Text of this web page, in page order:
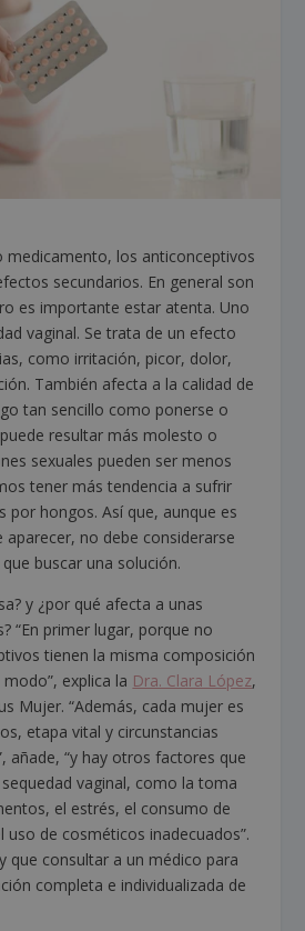
medicamento, los anticonceptivos
secundarios. En general son
es importante estar atenta. Uno
vaginal. Se trata de un efecto
como irritación, picor, dolor,
También afecta a la calidad de
tan sencillo como ponerse o
resultar más molesto o
sexuales pueden ser menos
tener más tendencia a sufrir
por hongos. Así que, aunque es
aparecer, no debe considerarse
buscar una solución.
y ¿por qué afecta a unas
“En primer lugar, porque no
tienen la misma composición
explica la Dra. Clara López,
Mujer. “Además, cada mujer es
etapa vital y circunstancias
añade, “y hay otros factores que
vaginal, como la toma
el estrés, el consumo de
de cosméticos inadecuados”.
que consultar a un médico para
completa e individualizada de